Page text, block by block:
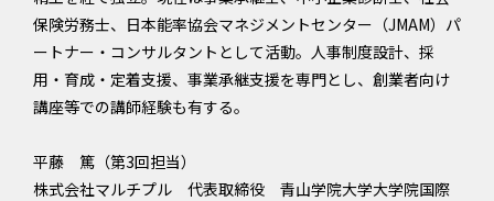
保険労務士、日本能率協会マネジメントセンター（JMAM）パ
ートナー・コンサルタントとして活動。人事制度設計、採
用・育成・定着支援、事業承継支援を専門とし、創業者向け
講座等での講師経験も有する。
平藤 篤（第3回担当）
株式会社マルチプル 代表取締役 青山学院大学大学院国際